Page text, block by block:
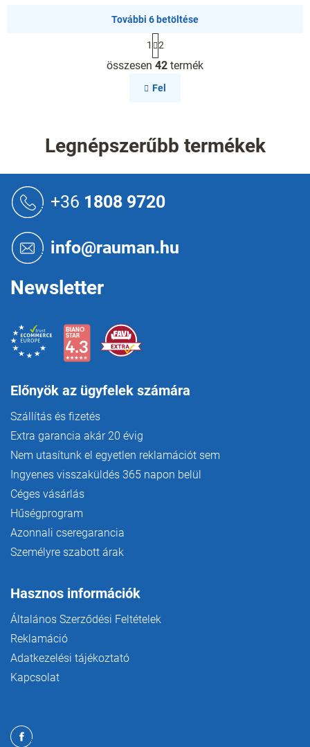
L
i
s
r
á
y
t
e
l
További 6 betöltése
L
a
p
o
z
1 2
összesen 42 termék
Fel
Legnépszerűbb termékek
+36 1808 9720
info@rauman.hu
Newsletter
Előnyök az ügyfelek számára
Szállítás és fizetés
Extra garancia akár 20 évig
Nem utasítunk el egyetlen reklamációt sem
Ingyenes visszaküldés 365 napon belül
Céges vásárlás
Hűségprogram
Azonnali cseregarancia
Személyre szabott árak
Hasznos információk
Általános Szerződési Feltételek
Reklamáció
Adatkezelési tájékoztató
Kapcsolat